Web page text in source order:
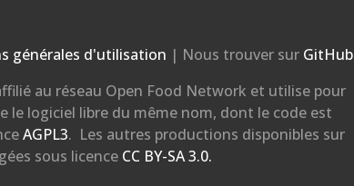
générales d'utilisation | Nous trouver sur GitHub
au réseau Open Food Network et utilise pour
le logiciel libre du même nom, dont le code est
AGPL3. Les autres productions disponibles sur
sous licence CC BY-SA 3.0.